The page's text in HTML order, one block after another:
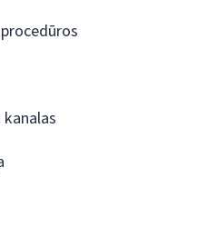
kanalas